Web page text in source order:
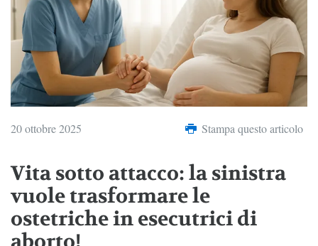
20 ottobre 2025 Stampa questo articolo
Vita sotto attacco: la sinistra
vuole trasformare le
ostetriche in esecutrici di